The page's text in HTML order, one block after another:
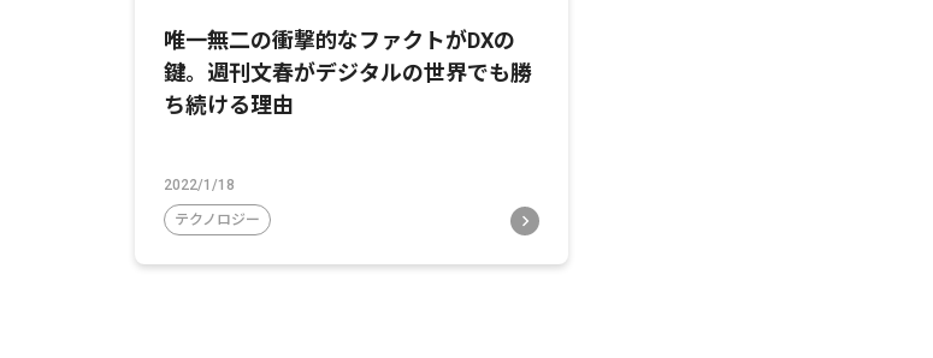
唯一無二の衝撃的なファクトがDXの
鍵。週刊文春がデジタルの世界でも勝
ち続ける理由
2022/1/18
テクノロジー